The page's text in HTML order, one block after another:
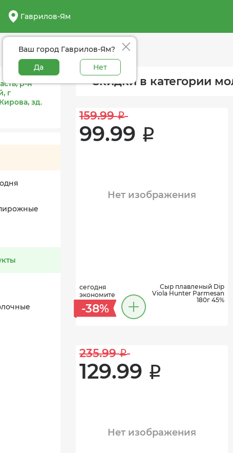
Гаврилов-Ям
Ваш город Гаврилов-Ям?
Да
Нет
р-н
г
зд.
Скидки в категории
159.99 i
99.99 i
Нет изображения
сегодня
экономите
-38%
Сыр плавленый Dip
Viola Hunter Parmesan
180г 45%
235.99 i
129.99 i
Нет изображения